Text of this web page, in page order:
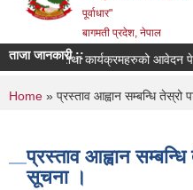
पूर्वाधार"
बागमती प्रदेश, नेपाल
ताजा जानकारी ::
हुने तथा कार्यक्रमहरुको आवेदन पेश
You are here
Home » प्रस्ताव आह्वान सम्बन्धि
प्रस्ताव आह्वान
सूचना ।